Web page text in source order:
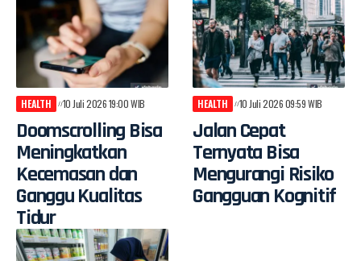
HEALTH 10 Juli 2026 19:00 WIB
Doomscrolling Bisa
Meningkatkan
Kecemasan dan
Ganggu Kualitas
Tidur
HEALTH 10 Juli 2026 09:59 WIB
Jalan Cepat
Ternyata Bisa
Mengurangi Risiko
Gangguan Kognitif